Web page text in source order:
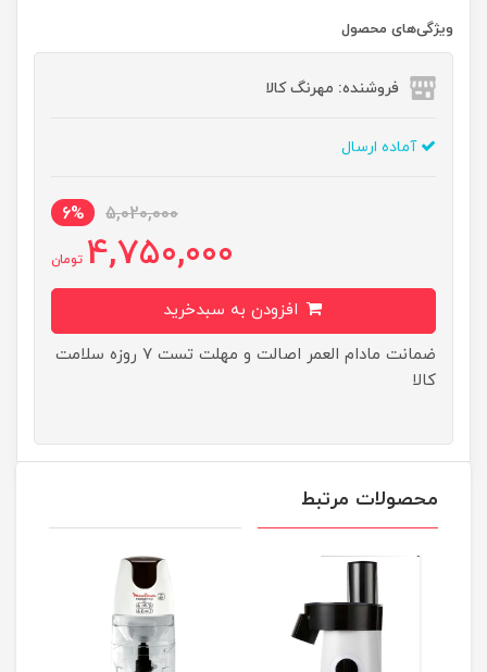
ویژگی‌های محصول
فروشنده: مهرنگ کالا
آماده ارسال
5,020,000
6%
4,750,000 تومان
ضمانت مادام العمر اصالت و مهلت تست ۷ روزه سلامت
کالا
محصولات مرتبط